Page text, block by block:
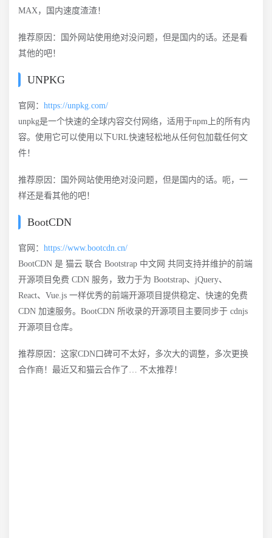
MAX，国内速度渣渣！
推荐原因：国外网站使用绝对没问题，但是国内的话。还是看
其他的吧！
UNPKG
官网： https://unpkg.com/
unpkg是一个快速的全球内容交付网络，适用于npm上的所有内
容。使用它可以使用以下URL快速轻松地从任何包加载任何文
件！
推荐原因：国外网站使用绝对没问题，但是国内的话。呃，一
样还是看其他的吧！
BootCDN
官网： https://www.bootcdn.cn/
BootCDN 是 猫云 联合 Bootstrap 中文网 共同支持并维护的前端
开源项目免费 CDN 服务，致力于为 Bootstrap、jQuery、
React、Vue.js 一样优秀的前端开源项目提供稳定、快速的免费
CDN 加速服务。BootCDN 所收录的开源项目主要同步于 cdnjs
开源项目仓库。
推荐原因：这家CDN口碑可不太好，多次大的调整，多次更换
合作商！最近又和猫云合作了… 不太推荐！